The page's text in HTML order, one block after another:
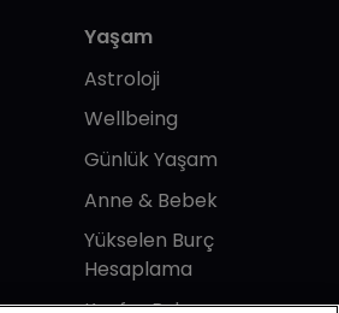
Yaşam
Astroloji
Wellbeing
Günlük Yaşam
Anne & Bebek
Yükselen Burç
Hesaplama